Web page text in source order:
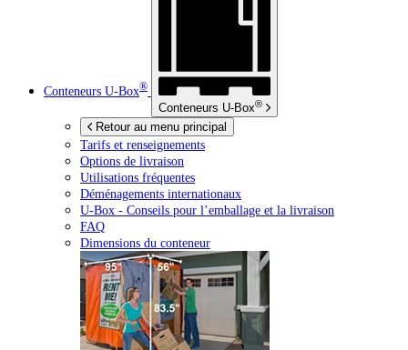
Conteneurs U-Box®
Conteneurs U-Box®
Retour au menu principal
Tarifs et renseignements
Options de livraison
Utilisations fréquentes
Déménagements internationaux
U-Box - Conseils pour l’emballage et la livraison
FAQ
Dimensions du conteneur